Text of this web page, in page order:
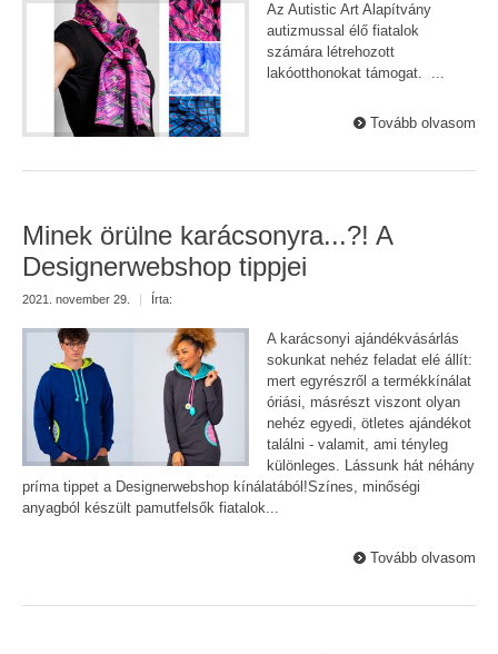
Az Autistic Art Alapítvány
autizmussal élő fiatalok
számára létrehozott
lakóotthonokat támogat. ...
Tovább olvasom
Minek örülne karácsonyra...?! A
Designerwebshop tippjei
2021. november 29. | Írta:
A karácsonyi ajándékvásárlás
sokunkat nehéz feladat elé állít:
mert egyrészről a termékkínálat
óriási, másrészt viszont olyan
nehéz egyedi, ötletes ajándékot
találni - valamit, ami tényleg
különleges. Lássunk hát néhány
príma tippet a Designerwebshop kínálatából!Színes, minőségi
anyagból készült pamutfelsők fiatalok...
Tovább olvasom